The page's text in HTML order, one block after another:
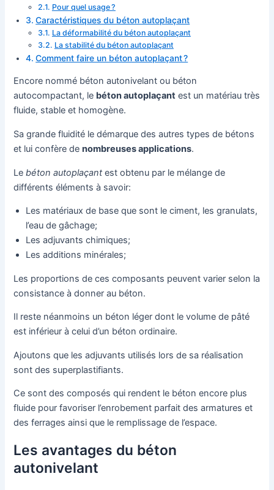
Pour quel usage ?
Caractéristiques du béton autoplaçant
La déformabilité du béton autoplaçant
La stabilité du béton autoplaçant
Comment faire un béton autoplaçant ?
Encore nommé béton autonivelant ou béton
autocompactant, le béton autoplaçant est un matériau très
fluide, stable et homogène.
Sa grande fluidité le démarque des autres types de bétons
et lui confère denombreuses applications.
Lebéton autoplaçantest obtenu par le mélange de
différents éléments à savoir:
Les matériaux de base que sont le ciment, les granulats,
l’eau de gâchage;
Les adjuvants chimiques;
Les additions minérales;
Les proportions de ces composants peuvent varier selon la
consistance à donner au béton.
Il reste néanmoins un béton léger dont le volume de pâté
est inférieur à celui d’un béton ordinaire.
Ajoutons que les adjuvants utilisés lors de sa réalisation
sont des superplastifiants.
Ce sont des composés qui rendent le béton encore plus
fluide pour favoriser l’enrobement parfait des armatures et
des ferrages ainsi que le remplissage de l’espace.
Les avantages du béton
autonivelant